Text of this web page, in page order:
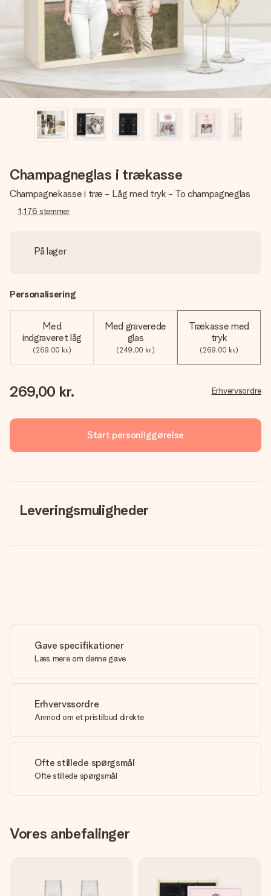
billede af dig eller en besked, der går lige i hendes hjerte.
Intet besvær men udelukkende en masse kærlighed i
øjeblikket.
Champagneglas i trækasse
Champagnekasse i træ - Låg med tryk - To champagneglas
1,176 stemmer
På lager
Personalisering
Med
indgraveret låg
(269,00 kr.)
Med graverede
glas
(249,00 kr.)
Trækasse med
tryk
(269,00 kr.)
269,00 kr. Erhvervsordre
Start personliggørelse
Leveringsmuligheder
Gave specifikationer
Læs mere om denne gave
Erhvervssordre
Anmod om et pristilbud direkte
Ofte stillede spørgsmål
Ofte stillede spørgsmål
Vores anbefalinger